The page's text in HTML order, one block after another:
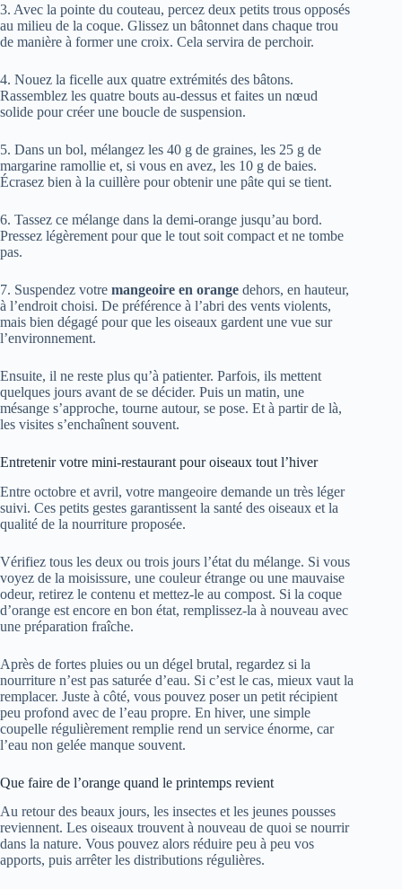
3. Avec la pointe du couteau, percez deux petits trous opposés
au milieu de la coque. Glissez un bâtonnet dans chaque trou
de manière à former une croix. Cela servira de perchoir.
4. Nouez la ficelle aux quatre extrémités des bâtons.
Rassemblez les quatre bouts au-dessus et faites un nœud
solide pour créer une boucle de suspension.
5. Dans un bol, mélangez les 40 g de graines, les 25 g de
margarine ramollie et, si vous en avez, les 10 g de baies.
Écrasez bien à la cuillère pour obtenir une pâte qui se tient.
6. Tassez ce mélange dans la demi-orange jusqu’au bord.
Pressez légèrement pour que le tout soit compact et ne tombe
pas.
7. Suspendez votre mangeoire en orange dehors, en hauteur,
à l’endroit choisi. De préférence à l’abri des vents violents,
mais bien dégagé pour que les oiseaux gardent une vue sur
l’environnement.
Ensuite, il ne reste plus qu’à patienter. Parfois, ils mettent
quelques jours avant de se décider. Puis un matin, une
mésange s’approche, tourne autour, se pose. Et à partir de là,
les visites s’enchaînent souvent.
Entretenir votre mini-restaurant pour oiseaux tout l’hiver
Entre octobre et avril, votre mangeoire demande un très léger
suivi. Ces petits gestes garantissent la santé des oiseaux et la
qualité de la nourriture proposée.
Vérifiez tous les deux ou trois jours l’état du mélange. Si vous
voyez de la moisissure, une couleur étrange ou une mauvaise
odeur, retirez le contenu et mettez-le au compost. Si la coque
d’orange est encore en bon état, remplissez-la à nouveau avec
une préparation fraîche.
Après de fortes pluies ou un dégel brutal, regardez si la
nourriture n’est pas saturée d’eau. Si c’est le cas, mieux vaut la
remplacer. Juste à côté, vous pouvez poser un petit récipient
peu profond avec de l’eau propre. En hiver, une simple
coupelle régulièrement remplie rend un service énorme, car
l’eau non gelée manque souvent.
Que faire de l’orange quand le printemps revient
Au retour des beaux jours, les insectes et les jeunes pousses
reviennent. Les oiseaux trouvent à nouveau de quoi se nourrir
dans la nature. Vous pouvez alors réduire peu à peu vos
apports, puis arrêter les distributions régulières.